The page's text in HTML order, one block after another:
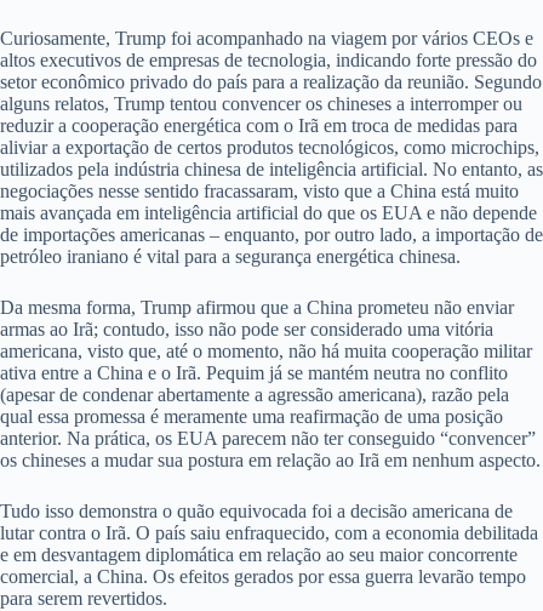
Curiosamente, Trump foi acompanhado na viagem por vários CEOs e
altos executivos de empresas de tecnologia, indicando forte pressão do
setor econômico privado do país para a realização da reunião. Segundo
alguns relatos, Trump tentou convencer os chineses a interromper ou
reduzir a cooperação energética com o Irã em troca de medidas para
aliviar a exportação de certos produtos tecnológicos, como microchips,
utilizados pela indústria chinesa de inteligência artificial. No entanto, as
negociações nesse sentido fracassaram, visto que a China está muito
mais avançada em inteligência artificial do que os EUA e não depende
de importações americanas – enquanto, por outro lado, a importação de
petróleo iraniano é vital para a segurança energética chinesa.
Da mesma forma, Trump afirmou que a China prometeu não enviar
armas ao Irã; contudo, isso não pode ser considerado uma vitória
americana, visto que, até o momento, não há muita cooperação militar
ativa entre a China e o Irã. Pequim já se mantém neutra no conflito
(apesar de condenar abertamente a agressão americana), razão pela
qual essa promessa é meramente uma reafirmação de uma posição
anterior. Na prática, os EUA parecem não ter conseguido “convencer”
os chineses a mudar sua postura em relação ao Irã em nenhum aspecto.
Tudo isso demonstra o quão equivocada foi a decisão americana de
lutar contra o Irã. O país saiu enfraquecido, com a economia debilitada
e em desvantagem diplomática em relação ao seu maior concorrente
comercial, a China. Os efeitos gerados por essa guerra levarão tempo
para serem revertidos.